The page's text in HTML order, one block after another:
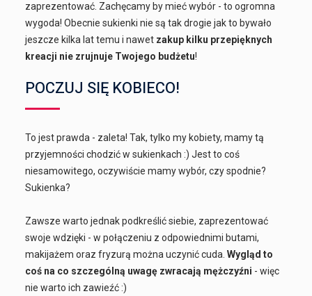
zaprezentować. Zachęcamy by mieć wybór - to ogromna
wygoda! Obecnie sukienki nie są tak drogie jak to bywało
jeszcze kilka lat temu i nawet zakup kilku przepięknych
kreacji nie zrujnuje Twojego budżetu!
POCZUJ SIĘ KOBIECO!
To jest prawda - zaleta! Tak, tylko my kobiety, mamy tą
przyjemności chodzić w sukienkach :) Jest to coś
niesamowitego, oczywiście mamy wybór, czy spodnie?
Sukienka?
Zawsze warto jednak podkreślić siebie, zaprezentować
swoje wdzięki - w połączeniu z odpowiednimi butami,
makijażem oraz fryzurą można uczynić cuda.Wygląd to
coś na co szczególną uwagę zwracają mężczyźni - więc
nie warto ich zawieźć :)